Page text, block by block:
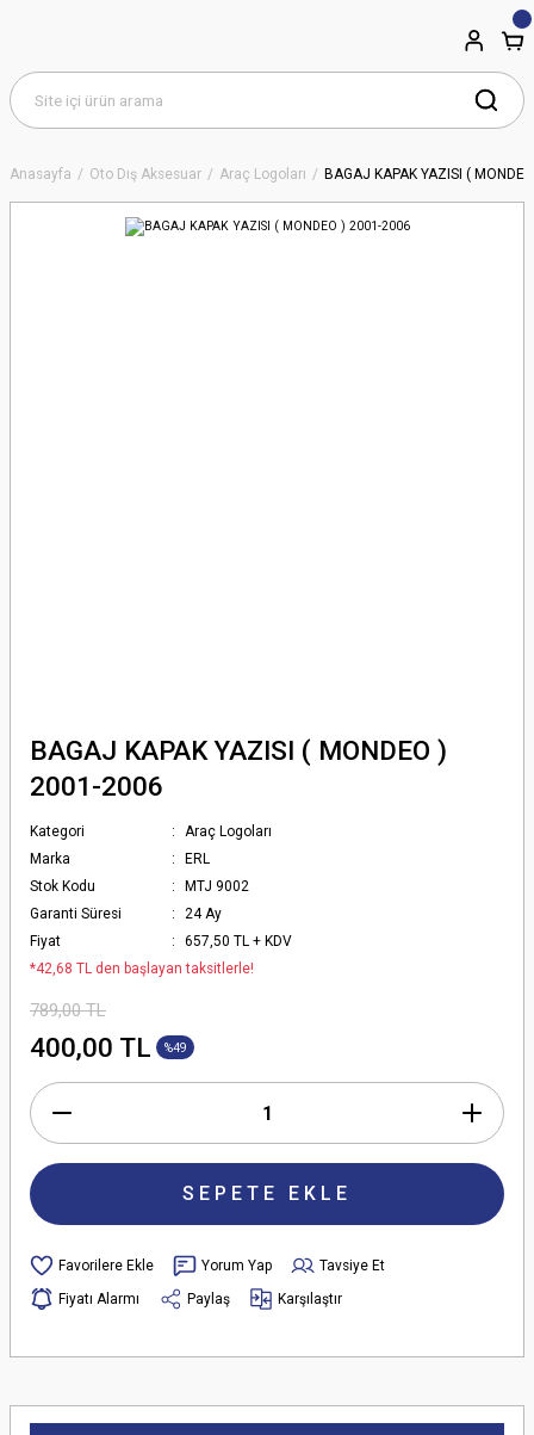
Anasayfa Oto Dış Aksesuar Araç Logoları BAGAJ KAPAK YAZISI (
BAGAJ KAPAK YAZISI ( MONDEO )
2001-2006
Kategori
Araç Logoları
Marka
ERL
Stok Kodu
MTJ 9002
Garanti Süresi
24 Ay
Fiyat
657,50 TL + KDV
*42,68 TL den başlayan taksitlerle!
789,00 TL
400,00 TL %49
SEPETE EKLE
Yorum Yap
Tavsiye Et
Fiyatı Alarmı
Paylaş Karşılaştır